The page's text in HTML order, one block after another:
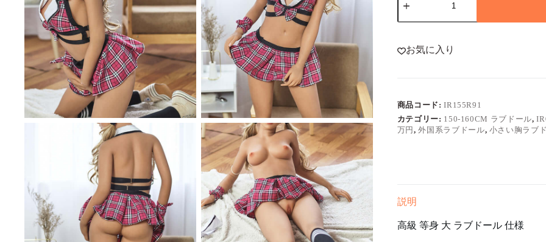
級
ラ
外
国
Victoria
お気に入り
商品コード:IR155R91
カテゴリー: 150-160CM ラブドール,
万円 ,外国系ラブドール, 小さい胸ラブ
説明
高級 等身 大 ラブドール 仕様